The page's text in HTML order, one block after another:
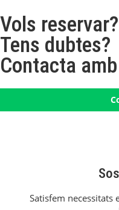
Vols reservar?
Tens dubtes?
Contacta
Satisfem necessitats